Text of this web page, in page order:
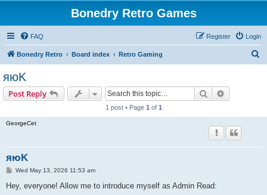
Bonedry Retro Games
FAQ Login
Register
Bonedry Retro Board index Retro Gaming
яюK
Post Reply Search
1 post • Page 1 of 1
GeorgeCet
яюK
P
s
Wed May 13, 2026 11:53 am
Hey, everyone! Allow me to introduce myself as Admin Read: